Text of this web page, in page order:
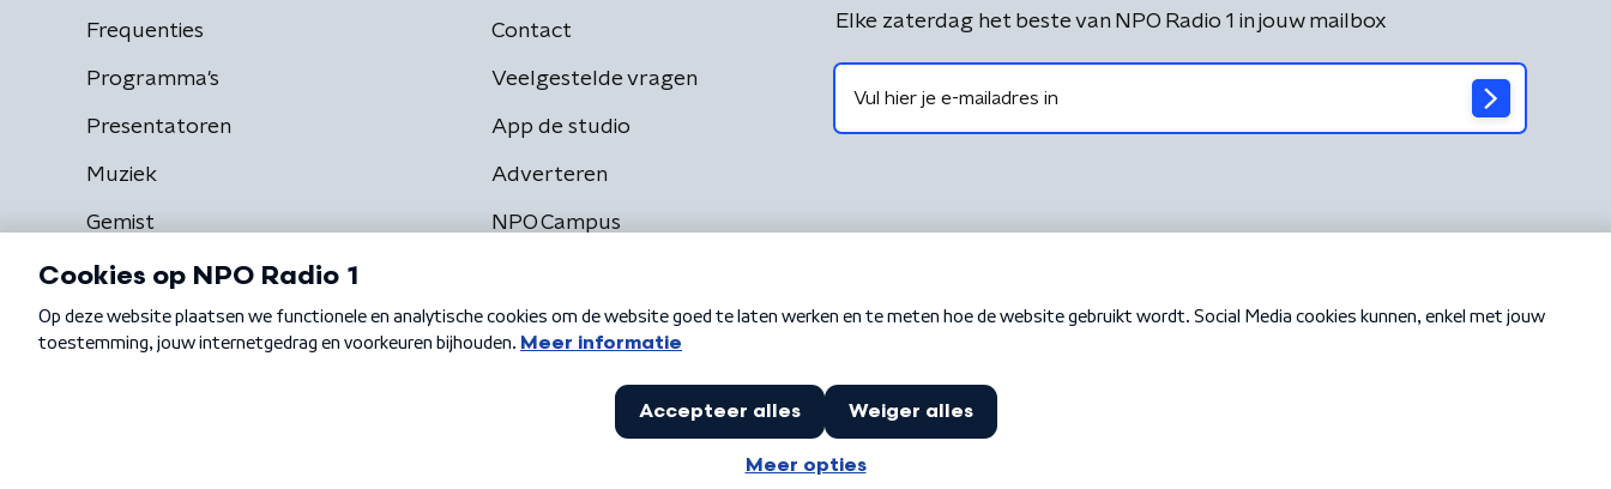
Frequenties
Programma's
Presentatoren
Muziek
Gemist
Contact
Veelgestelde vragen
App de studio
Adverteren
NPO Campus
Elke zaterdag het beste van NPO Radio 1 in jouw mailbox
Algemene voorwaarden Privacybeleid